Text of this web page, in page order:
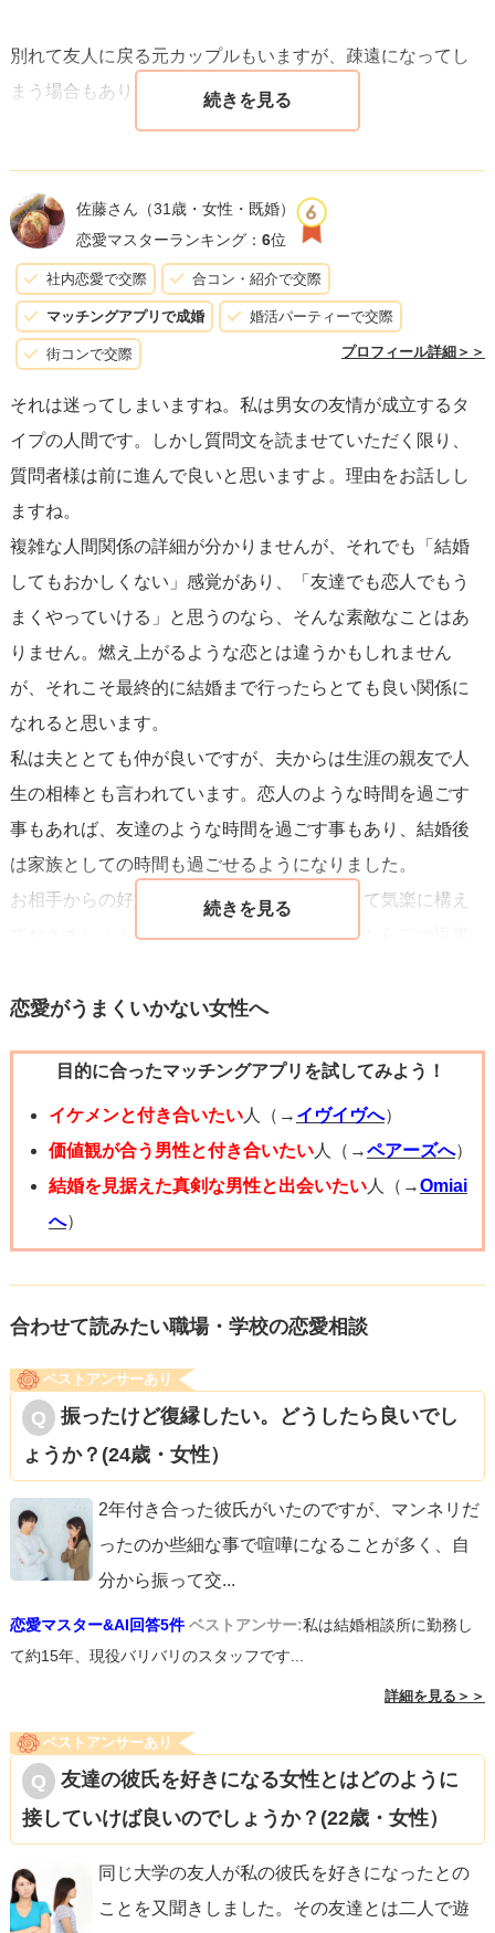
のであることを信じて進んでください。
別れて友人に戻る元カップルもいますが、疎遠になってし
まう場合もあります。
も、将来お互いに別の人と交際したり、結婚するなんてこ
とになったら、多分お互いのお相手は「仲の良いあの人は
元彼（元カノ）なんだ……」と複雑だと思うんです。
そういう場合は結局、疎遠になるか隠れて会ったりやり取
りして、結局揉め事になると思います。
そういうことまで考えて、友人と恋人、どちらの関係性で
連れ添うか決めたらいいと思いますよ。
佐藤さん （31歳・女性・既婚）
恋愛マスターランキング： 6位
社内恋愛で交際 合コン・紹介で交際
マッチングアプリで成婚 婚活パーティーで交際
街コンで交際 プロフィール詳細＞＞
それは迷ってしまいますね。私は男女の友情が成立するタ
イプの人間です。しかし質問文を読ませていただく限り、
質問者様は前に進んで良いと思いますよ。理由をお話しし
ますね。
複雑な人間関係の詳細が分かりませんが、それでも「結婚
してもおかしくない」感覚があり、「友達でも恋人でもう
まくやっていける」と思うのなら、そんな素敵なことはあ
りません。燃え上がるような恋とは違うかもしれません
が、それこそ最終的に結婚まで行ったらとても良い関係に
なれると思います。
私は夫ととても仲が良いですが、夫からは生涯の親友で人
生の相棒とも言われています。恋人のような時間を過ごす
事もあれば、友達のような時間を過ごす事もあり、結婚後
は家族としての時間も過ごせるようになりました。
お相手からの好意が明確なら、心構えだけして気楽に構え
ておきましょう。彼のタイミングで告白されたら二つ返事
すよ！
恋愛がうまくいかない女性へ
目的に合ったマッチングアプリを試してみよう！
イケメンと付き合いたい人（→ イヴイヴへ）
価値観が合う男性と付き合いたい人（→ペアーズへ）
結婚を見据えた真剣な男性と出会いたい人（→Omiai
へ）
合わせて読みたい職場・学校の恋愛相談
ベストアンサーあり
振ったけど復縁したい。どうしたら良いでし
ょうか？(24歳・女性）
2年付き合った彼氏がいたのですが、マンネリだ
ったのか些細な事で喧嘩になることが多く、自
分から振って交...
恋愛マスター&AI回答5件 ベストアンサー:私は結婚相談所に勤務し
て約15年、現役バリバリのスタッフです...
詳細を見る＞＞
ベストアンサーあり
友達の彼氏を好きになる女性とはどのように
接していけば良いのでしょうか？(22歳・女性）
同じ大学の友人が私の彼氏を好きになったとの
ことを又聞きしました。その友達とは二人で遊